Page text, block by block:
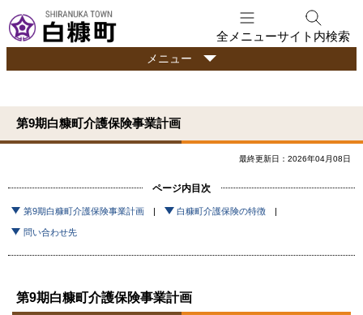
文
へ
ュ
へ
全メニューサイト内検索
行
政
報
メニュー
第9期白糠町介護保険事業計画
最終更新日：2026年04月08日
ページ内目次
第9期白糠町介護保険事業計画 白糠町介護保険の特徴
問い合わせ先
第9期白糠町介護保険事業計画